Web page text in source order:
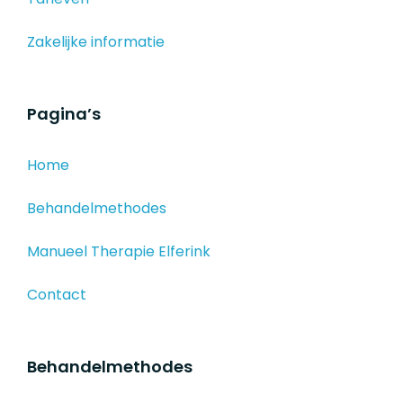
Zakelijke informatie
Pagina’s
Home
Behandelmethodes
Manueel Therapie Elferink
Contact
Behandelmethodes